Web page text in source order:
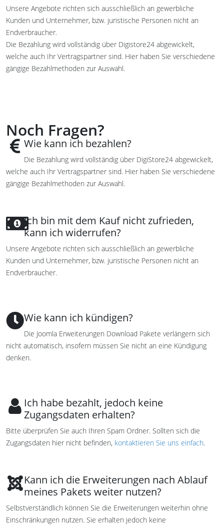
Unsere Angebote richten sich ausschließlich an gewerbliche
Kunden und Unternehmer, bzw. juristische Personen nicht an
Endverbraucher.
Die Bezahlung wird vollständig über Digistore24 abgewickelt,
welche auch Ihr Vertragspartner sind. Hier haben Sie verschiedene
gängige Bezahlmethoden zur Auswahl.
Noch Fragen?
Wie kann ich bezahlen?
Die Bezahlung wird vollständig über DigiStore24 abgewickelt,
welche auch Ihr Vertragspartner sind. Hier haben Sie verschiedene
gängige Bezahlmethoden zur Auswahl.
Ich bin mit dem Kauf nicht zufrieden,
kann ich widerrufen?
Unsere Angebote richten sich ausschließlich an gewerbliche
Kunden und Unternehmer, bzw. juristische Personen nicht an
Endverbraucher.
Wie kann ich kündigen?
Die Joomla Erweiterungen Download Pakete verlängern sich
nicht automatisch, insofern müssen Sie nicht an eine Kündigung
denken.
Ich habe bezahlt, jedoch keine
Zugangsdaten erhalten?
Bitte überprüfen Sie auch Ihren Spam Ordner. Sollten sich die
Zugangsdaten hier nicht befinden, kontaktieren Sie uns einfach.
Kann ich die Erweiterungen nach Ablauf
meines Pakets weiter nutzen?
Selbstverständlich können Sie die Erweiterungen weiterhin ohne
Einschränkungen nutzen. Sie erhalten jedoch keine